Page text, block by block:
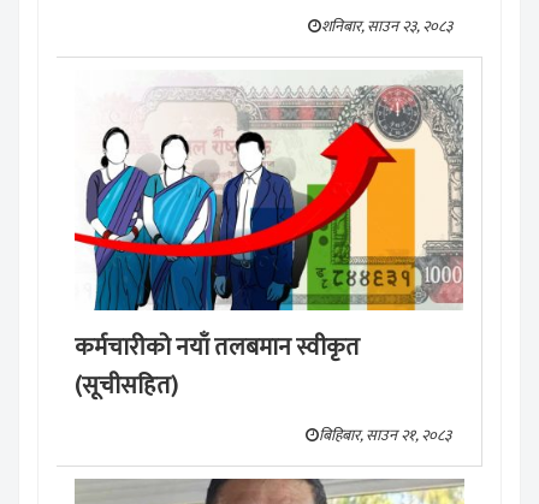
शनिबार, साउन २३, २०८३
कर्मचारीको नयाँ तलबमान स्वीकृत
(सूचीसहित)
बिहिबार, साउन २१, २०८३